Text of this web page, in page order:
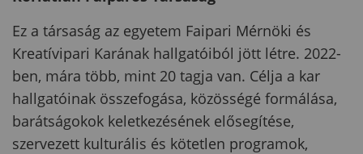
Ez a társaság az egyetem Faipari Mérnöki és
Kreatívipari Karának hallgatóiból jött létre. 2022-
ben, mára több, mint 20 tagja van. Célja a kar
hallgatóinak összefogása, közösségé formálása,
barátságokok keletkezésének elősegítése,
szervezett kulturális és kötetlen programok,